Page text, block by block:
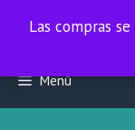
Las compras
Las compras
contenido
Menú